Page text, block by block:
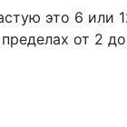
это 6 или
от 2